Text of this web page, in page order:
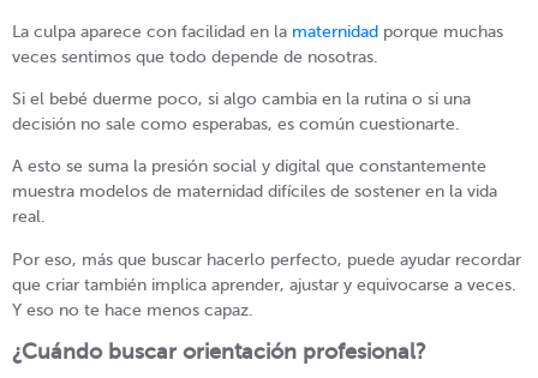
La culpa aparece con facilidad en la maternidad porque muchas
veces sentimos que todo depende de nosotras.
Si el bebé duerme poco, si algo cambia en la rutina o si una
decisión no sale como esperabas, es común cuestionarte.
A esto se suma la presión social y digital que constantemente
muestra modelos de maternidad difíciles de sostener en la vida
real.
Por eso, más que buscar hacerlo perfecto, puede ayudar recordar
que criar también implica aprender, ajustar y equivocarse a veces.
Y eso no te hace menos capaz.
¿Cuándo buscar orientación profesional?